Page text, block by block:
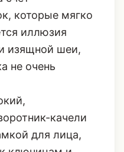
для лица,
ключицам и
этом оставляя
скрытым. Это